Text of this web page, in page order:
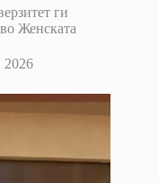
ги
Женската
2026